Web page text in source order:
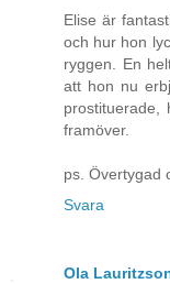
Elise är
och hur hon
ryggen. En
att hon nu
prostituerade,
framöver.
ps. Övertygad
Svara
Ola